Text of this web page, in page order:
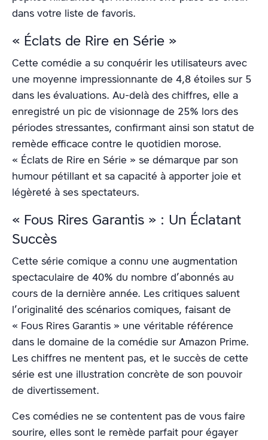
dans votre liste de favoris.
« Éclats de Rire en Série »
Cette comédie a su conquérir les utilisateurs avec
une moyenne impressionnante de 4,8 étoiles sur 5
dans les évaluations. Au-delà des chiffres, elle a
enregistré un pic de visionnage de 25% lors des
périodes stressantes, confirmant ainsi son statut de
remède efficace contre le quotidien morose.
« Éclats de Rire en Série » se démarque par son
humour pétillant et sa capacité à apporter joie et
légèreté à ses spectateurs.
« Fous Rires Garantis » : Un Éclatant
Succès
Cette série comique a connu une augmentation
spectaculaire de 40% du nombre d’abonnés au
cours de la dernière année. Les critiques saluent
l’originalité des scénarios comiques, faisant de
« Fous Rires Garantis » une véritable référence
dans le domaine de la comédie sur Amazon Prime.
Les chiffres ne mentent pas, et le succès de cette
série est une illustration concrète de son pouvoir
de divertissement.
Ces comédies ne se contentent pas de vous faire
sourire, elles sont le remède parfait pour égayer